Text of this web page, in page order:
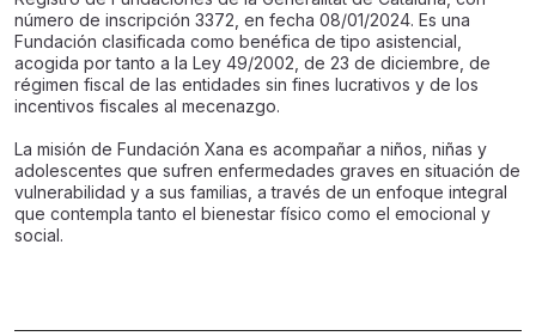
número de inscripción 3372, en fecha 08/01/2024. Es una
Fundación clasificada como benéfica de tipo asistencial,
acogida por tanto a la Ley 49/2002, de 23 de diciembre, de
régimen fiscal de las entidades sin fines lucrativos y de los
incentivos fiscales al mecenazgo.
La misión de Fundación Xana es acompañar a niños, niñas y
adolescentes que sufren enfermedades graves en situación de
vulnerabilidad y a sus familias, a través de un enfoque integral
que contempla tanto el bienestar físico como el emocional y
social.